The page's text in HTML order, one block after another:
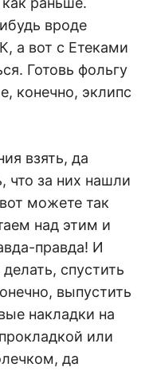
вроде
а вот с Етеками
Готовь фольгу
конечно, эклипс
взять, да
что за них нашли
можете так
над этим и
правда! И
спустить
выпустить
накладки на
или
да